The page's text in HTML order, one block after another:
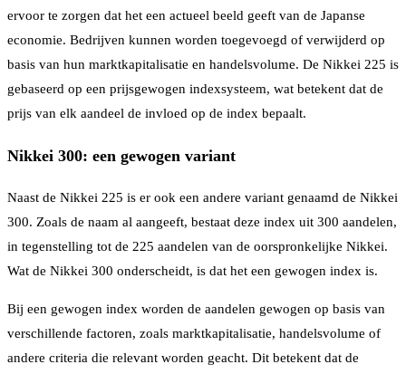
ervoor te zorgen dat het een actueel beeld geeft van de Japanse
economie. Bedrijven kunnen worden toegevoegd of verwijderd op
basis van hun marktkapitalisatie en handelsvolume. De Nikkei 225 is
gebaseerd op een prijsgewogen indexsysteem, wat betekent dat de
prijs van elk aandeel de invloed op de index bepaalt.
Nikkei 300: een gewogen variant
Naast de Nikkei 225 is er ook een andere variant genaamd de Nikkei
300. Zoals de naam al aangeeft, bestaat deze index uit 300 aandelen,
in tegenstelling tot de 225 aandelen van de oorspronkelijke Nikkei.
Wat de Nikkei 300 onderscheidt, is dat het een gewogen index is.
Bij een gewogen index worden de aandelen gewogen op basis van
verschillende factoren, zoals marktkapitalisatie, handelsvolume of
andere criteria die relevant worden geacht. Dit betekent dat de